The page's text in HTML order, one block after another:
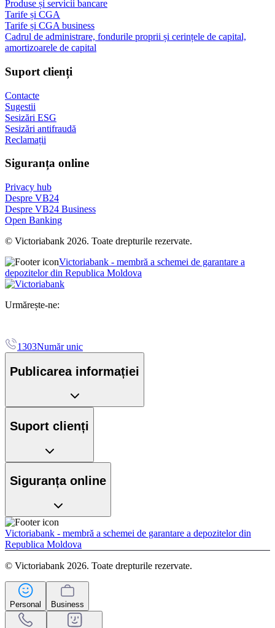
Produse și servicii bancare
Tarife și CGA
Tarife și CGA business
Cadrul de administrare, fondurile proprii și cerințele de capital,
amortizoarele de capital
Suport clienți
Contacte
Sugestii
Sesizări ESG
Sesizări antifraudă
Reclamații
Siguranța online
Privacy hub
Despre VB24
Despre VB24 Business
Open Banking
© Victoriabank 2026. Toate drepturile rezervate.
Victoriabank - membră a schemei de garantare a
depozitelor din Republica Moldova
Urmărește-ne:
1303Număr unic
Publicarea informației
Suport clienți
Siguranța online
Victoriabank - membră a schemei de garantare a depozitelor din
Republica Moldova
© Victoriabank 2026. Toate drepturile rezervate.
Personal Business